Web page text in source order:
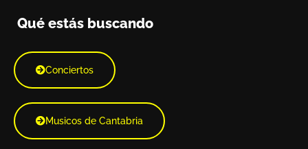
Qué estás buscando
Conciertos
Musicos de Cantabria